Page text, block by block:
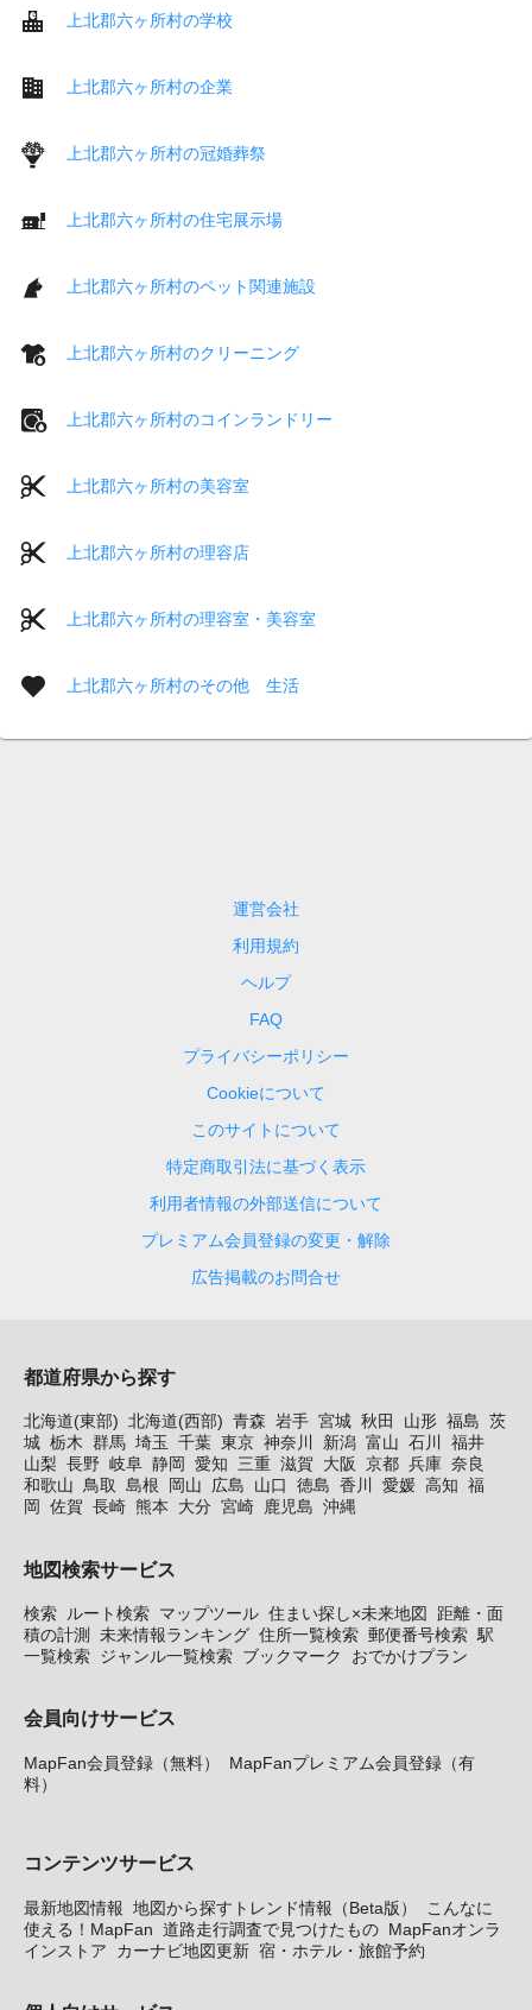
上北郡六ヶ所村の学校
上北郡六ヶ所村の企業
上北郡六ヶ所村の冠婚葬祭
上北郡六ヶ所村の住宅展示場
上北郡六ヶ所村のペット関連施設
上北郡六ヶ所村のクリーニング
上北郡六ヶ所村のコインランドリー
上北郡六ヶ所村の美容室
上北郡六ヶ所村の理容店
上北郡六ヶ所村の理容室・美容室
上北郡六ヶ所村のその他 生活
運営会社
利用規約
ヘルプ
FAQ
プライバシーポリシー
Cookieについて
このサイトについて
特定商取引法に基づく表示
利用者情報の外部送信について
プレミアム会員登録の変更・解除
広告掲載のお問合せ
都道府県から探す
北海道(東部) 北海道(西部) 青森 岩手 宮城 秋田 山形 福島 茨
城 栃木 群馬 埼玉 千葉 東京 神奈川 新潟 富山 石川
福井
山梨 長野 岐阜 静岡 愛知 三重 滋賀 大阪 京都 兵庫 奈良
和歌山 鳥取 島根 岡山 広島 山口 徳島 香川 愛媛 高知 福
岡
佐賀 長崎 熊本 大分 宮崎 鹿児島 沖縄
地図検索サービス
検索 ルート検索 マップツール 住まい探し×未来地図
距離・面
積の計測
未来情報ランキング 住所一覧検索 郵便番号検索 駅
一覧検索 ジャンル一覧検索 ブックマーク おでかけプラン
会員向けサービス
MapFan会員登録（無料）
MapFanプレミアム会員登録（有
料）
コンテンツサービス
最新地図情報 地図から探すトレンド情報（Beta版）
こんなに
使える！MapFan 道路走行調査で見つけたもの MapFanオンラ
インストア
カーナビ地図更新 宿・ホテル・旅館予約